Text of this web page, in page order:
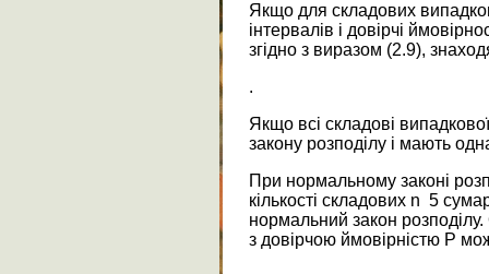
Якщо для складових
інтервалів і довірчі
згідно з виразом (2.9),
.
Якщо всі складові
закону розподілу і мають
При нормальному законі
кількості складових n 5
нормальний закон розподілу.
з довірчою ймовірністю P